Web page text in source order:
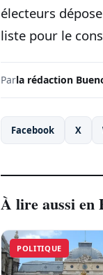
électeurs
liste pour le
Parla rédaction
Facebook X
À lire aussi en
POLITIQUE